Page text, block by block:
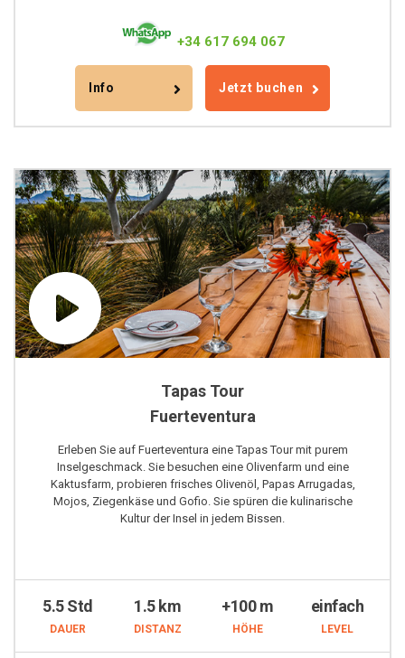
+34 617 694 067
Info Jetzt buchen
Tapas Tour
Fuerteventura
Erleben Sie auf Fuerteventura eine Tapas Tour mit purem
Inselgeschmack. Sie besuchen eine Olivenfarm und eine
Kaktusfarm, probieren frisches Olivenöl, Papas Arrugadas,
Mojos, Ziegenkäse und Gofio. Sie spüren die kulinarische
Kultur der Insel in jedem Bissen.
5.5 Std
DAUER
1.5 km
DISTANZ
+100 m
HÖHE
einfach
LEVEL